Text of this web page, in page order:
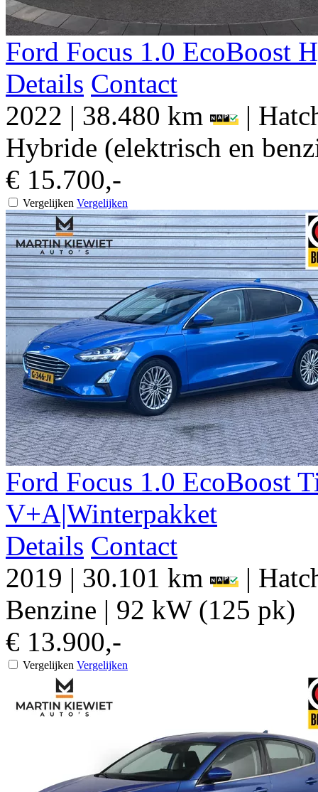
Ford Focus 1.0 EcoBoost
Details Contact
2022 | 38.480 km |
Hybride (elektrisch en
€ 15.700,-
Vergelijken Vergelijken
Ford Focus 1.0 EcoBoost
V+A|Winterpakket
Details Contact
2019 | 30.101 km |
Benzine | 92 kW (125 pk)
€ 13.900,-
Vergelijken Vergelijken